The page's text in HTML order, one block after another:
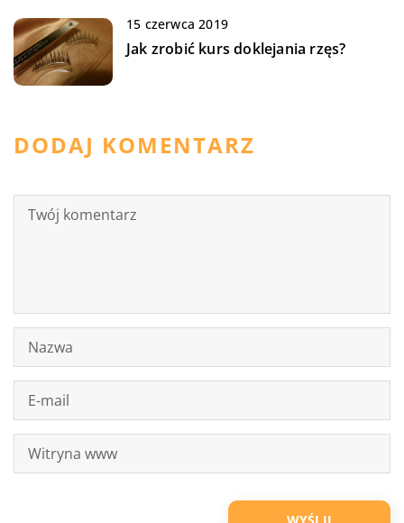
15 czerwca 2019
Jak zrobić kurs doklejania rzęs?
DODAJ KOMENTARZ